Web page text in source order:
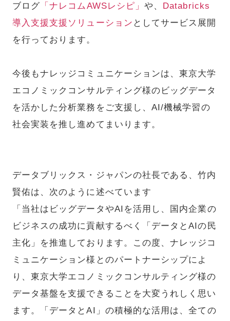
ブログ 「ナレコムAWSレシピ」や、 Databricks
導入支援支援ソリューション としてサービス展開
を行っております。
今後もナレッジコミュニケーションは、東京大学
エコノミックコンサルティング様のビッグデータ
を活かした分析業務をご支援し、AI/機械学習の
社会実装を推し進めてまいります。
データブリックス・ジャパンの社長である、竹内
賢佑は、次のように述べています
「当社はビッグデータやAIを活用し、国内企業の
ビジネスの成功に貢献するべく「データとAIの民
主化」を推進しております。この度、ナレッジコ
ミュニケーション様とのパートナーシップによ
り、東京大学エコノミックコンサルティング様の
データ基盤を支援できることを大変うれしく思い
ます。「データとAI」の積極的な活用は、全ての